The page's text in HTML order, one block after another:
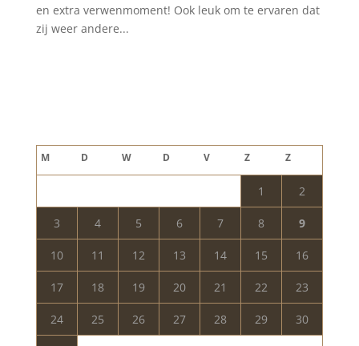
en extra verwenmoment! Ook leuk om te ervaren dat
zij weer andere...
M D W D V Z Z
1 2
3 4 5 6 7 8 9
10 11 12 13 14 15 16
17 18 19 20 21 22 23
24 25 26 27 28 29 30